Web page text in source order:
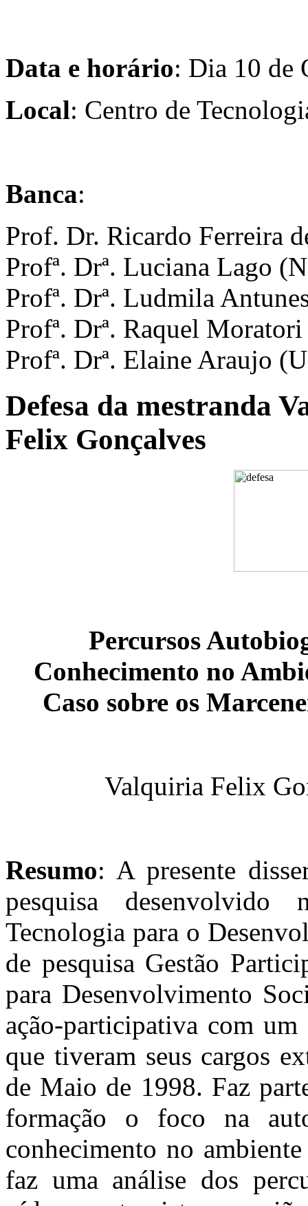
Data e horário: Dia 10 de
Local: Centro de
Banca:
Prof. Dr. Ricardo Ferreira
Profª. Drª. Luciana Lago
Profª. Drª. Ludmila
Profª. Drª. Raquel
Profª. Drª. Elaine Araujo
Defesa da mestranda
Felix Gonçalves
Percursos
Conhecimento no
Caso sobre os
Valquiria Felix
Resumo: A presente
pesquisa
Tecnologia para o
de pesquisa Gestão
para Desenvolvimento
ação-participativa com
que tiveram seus cargos
de Maio de 1998. Faz
formação o foco na
conhecimento no
faz uma análise dos